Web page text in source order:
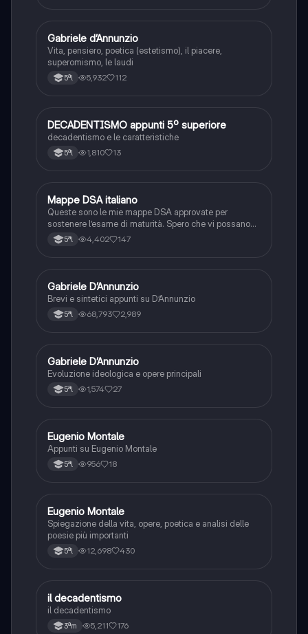
Italiano
Gabriele d’Annunzio
Vita, pensiero, poetica (estetismo), il piacere,
superomismo, le laudi
5ªl 5,932 112
Italiano
DECADENTISMO appunti 5º superiore
decadentismo e le caratteristiche
5ªl 1,810 13
Italiano
Mappe DSA italiano
Queste sono le mie mappe DSA approvate per
sostenere l’esame di maturità. Spero che vi possano
servire!
5ªl 4,402 147
Italiano
Gabriele D’Annunzio
Brevi e sintetici appunti su D’Annunzio
5ªl 68,793 2,989
Italiano
Gabriele D’Annunzio
Evoluzione ideologica e opere principali
5ªl 1,574 27
Italiano
Eugenio Montale
Appunti su Eugenio Montale
5ªl 956 18
Italiano
Eugenio Montale
Spiegazione della vita, opere, poetica e analisi delle
poesie più importanti
5ªl 12,698 430
Italiano
il decadentismo
il decadentismo
3ªm 5,211 176